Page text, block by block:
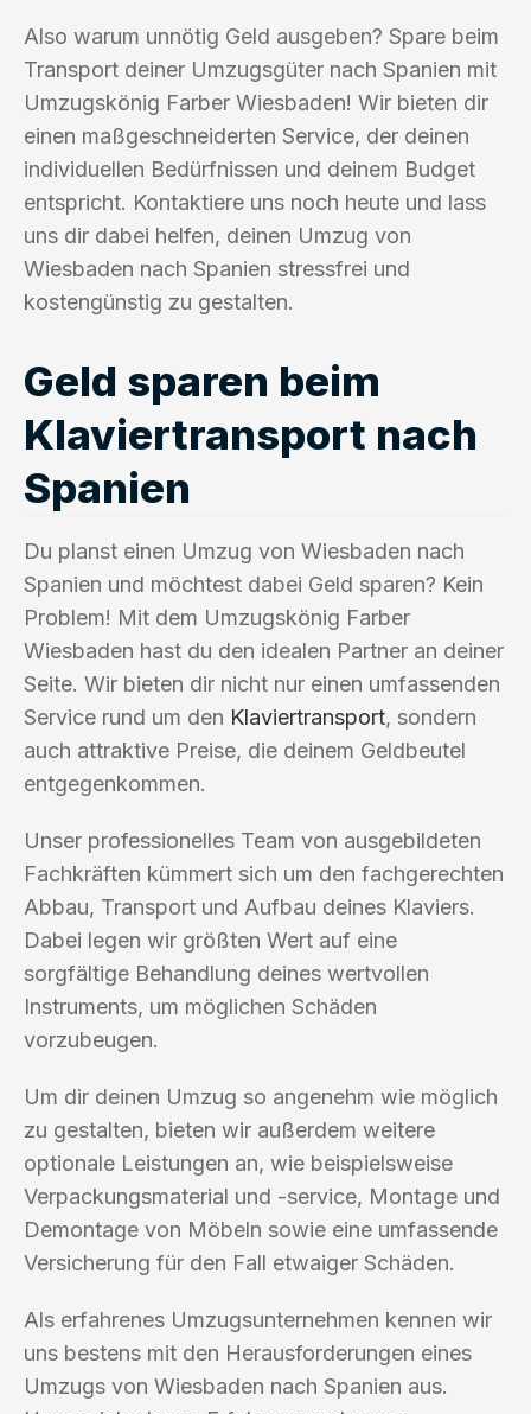
Also warum unnötig Geld ausgeben? Spare beim
Transport deiner Umzugsgüter nach Spanien mit
Umzugskönig Farber Wiesbaden! Wir bieten dir
einen maßgeschneiderten Service, der deinen
individuellen Bedürfnissen und deinem Budget
entspricht. Kontaktiere uns noch heute und lass
uns dir dabei helfen, deinen Umzug von
Wiesbaden nach Spanien stressfrei und
kostengünstig zu gestalten.
Geld sparen beim
Klaviertransport nach
Spanien
Du planst einen Umzug von Wiesbaden nach
Spanien und möchtest dabei Geld sparen? Kein
Problem! Mit dem Umzugskönig Farber
Wiesbaden hast du den idealen Partner an deiner
Seite. Wir bieten dir nicht nur einen umfassenden
Service rund um den Klaviertransport, sondern
auch attraktive Preise, die deinem Geldbeutel
entgegenkommen.
Unser professionelles Team von ausgebildeten
Fachkräften kümmert sich um den fachgerechten
Abbau, Transport und Aufbau deines Klaviers.
Dabei legen wir größten Wert auf eine
sorgfältige Behandlung deines wertvollen
Instruments, um möglichen Schäden
vorzubeugen.
Um dir deinen Umzug so angenehm wie möglich
zu gestalten, bieten wir außerdem weitere
optionale Leistungen an, wie beispielsweise
Verpackungsmaterial und -service, Montage und
Demontage von Möbeln sowie eine umfassende
Versicherung für den Fall etwaiger Schäden.
Als erfahrenes Umzugsunternehmen kennen wir
uns bestens mit den Herausforderungen eines
Umzugs von Wiesbaden nach Spanien aus.